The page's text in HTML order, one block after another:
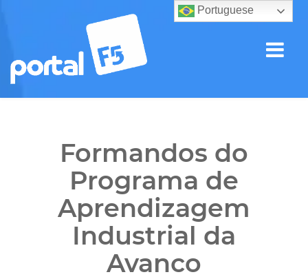
Formandos do
Programa de
Aprendizagem
Industrial da
Avanco
Portuguese